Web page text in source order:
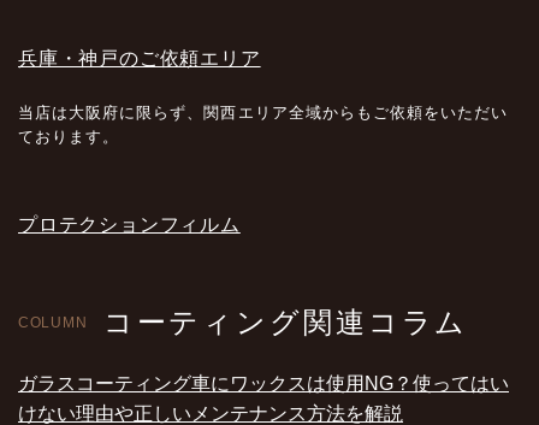
兵庫・神戸のご依頼エリア
当店は大阪府に限らず、関西エリア全域からもご依頼をいただい
ております。
プロテクションフィルム
COLUMN コーティング関連コラム
ガラスコーティング車にワックスは使用NG？使ってはい
けない理由や正しいメンテナンス方法を解説